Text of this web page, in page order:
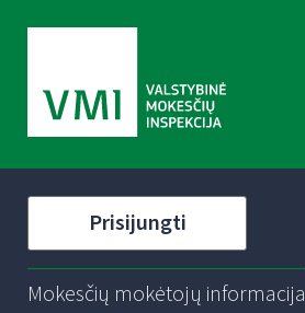
Prisijungti
Mokesčių mokėtojų informacija